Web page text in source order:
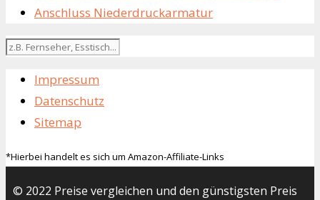
Anschluss Niederdruckarmatur
Impressum
Datenschutz
Sitemap
*Hierbei handelt es sich um Amazon-Affiliate-Links
© 2022 Preise vergleichen und den günstigsten Preis